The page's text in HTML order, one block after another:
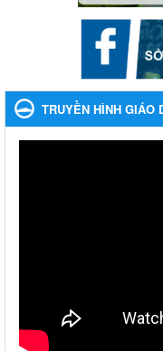
Nhắc nhỡ thực hiện
khoản thu trong nhà
Nhắc nhỡ thực hiện
thu trong nhà trường
Ngày ban hành: 27/09/
bổng, hỗ trợ của
Ngày ban hành: 22/08/
TRUYỀN HÌNH GIÁO